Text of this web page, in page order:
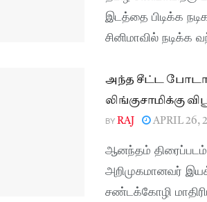
இடத்தை பிடிக்க
சினிமாவில்
அந்த சீட்ட
லிங்குசாமிக்கு
BY RAJ APRIL 26,
ஆனந்தம் திரைப்படம்
அறிமுகமானவர்
சண்டக்கோழி